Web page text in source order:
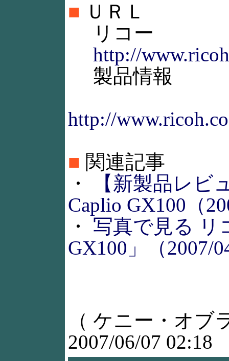
■ ＵＲＬ
リコー
http://
製品情報
http://
■ 関連記事
・
【新製品レビ
Caplio GX100（
・ 写真で見る リ
GX100」（2007/
（ ケニー・オブ
2007/06/07 02:18